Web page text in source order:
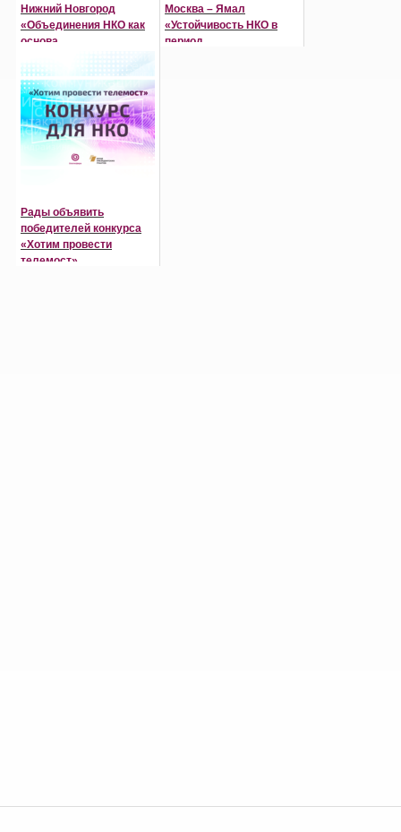
Нижний Новгород
«Объединения НКО как
основа
Москва – Ямал
«Устойчивость НКО в
период
Рады объявить
победителей конкурса
«Хотим провести
телемост»